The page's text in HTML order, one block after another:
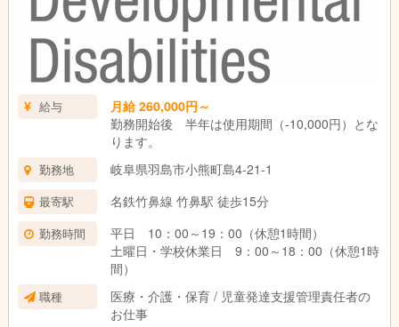
給与
月給 260,000円～
勤務開始後 半年は使用期間（-10,000円）とな
ります。
勤務地 岐阜県羽島市小熊町島4-21-1
最寄駅 名鉄竹鼻線 竹鼻駅 徒歩15分
勤務時間
平日 10：00～19：00（休憩1時間）
土曜日・学校休業日 9：00～18：00（休憩1時
間）
職種
医療・介護・保育 / 児童発達支援管理責任者の
お仕事